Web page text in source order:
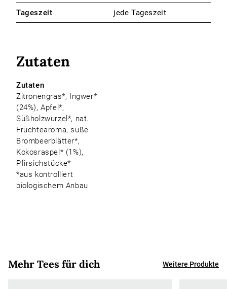
Tageszeit jede Tageszeit
Zutaten
Zutaten
Zitronengras*, Ingwer*
(24%), Apfel*,
Süßholzwurzel*, nat.
Früchtearoma, süße
Brombeerblätter*,
Kokosraspel* (1%),
Pfirsichstücke*
*aus kontrolliert
biologischem Anbau
Mehr Tees für dich Weitere Produkte